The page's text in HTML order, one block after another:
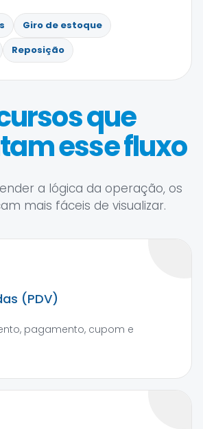
Giro de estoque
Reposição
que
esse fluxo
a lógica da operação, os
mais fáceis de visualizar.
(PDV)
pagamento, cupom e